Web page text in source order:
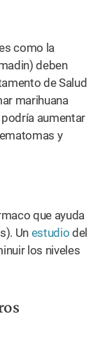
como la
deben
de Salud
marihuana
aumentar
y
que ayuda
Un estudio del
los niveles